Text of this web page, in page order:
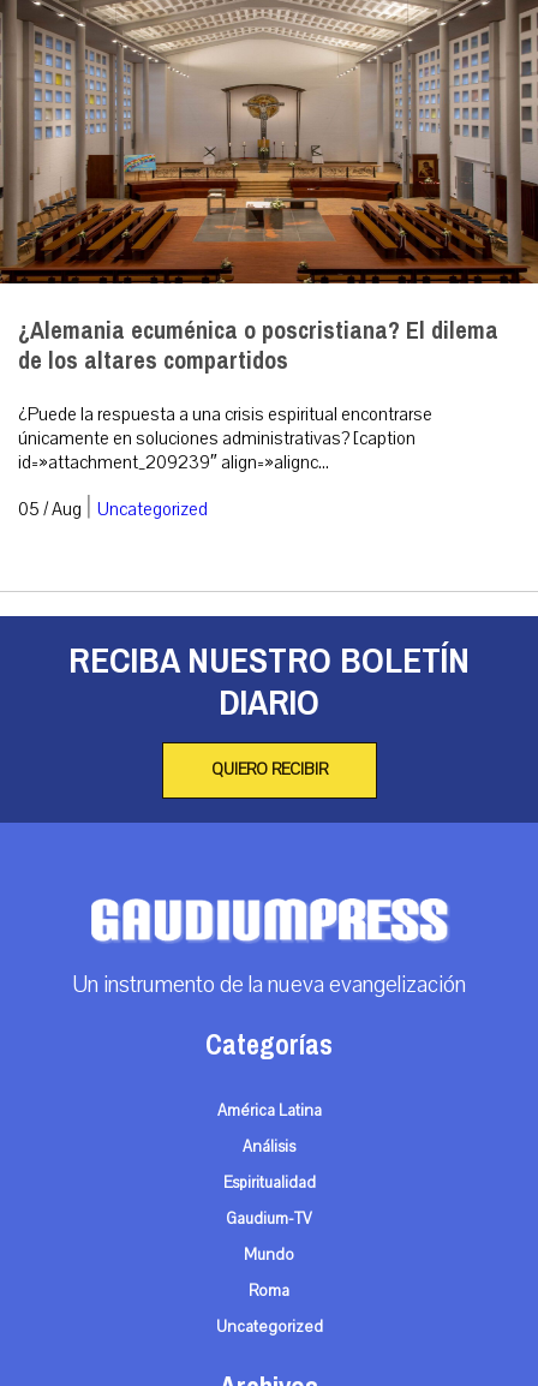
¿Alemania ecuménica o poscristiana? El dilema
de los altares compartidos
¿Puede la respuesta a una crisis espiritual encontrarse
únicamente en soluciones administrativas? [caption
id=»attachment_209239″ align=»alignc...
05 / Aug | Uncategorized
RECIBA NUESTRO BOLETÍN
DIARIO
QUIERO RECIBIR
Un instrumento de la nueva evangelización
Categorías
América Latina
Análisis
Espiritualidad
Gaudium-TV
Mundo
Roma
Uncategorized